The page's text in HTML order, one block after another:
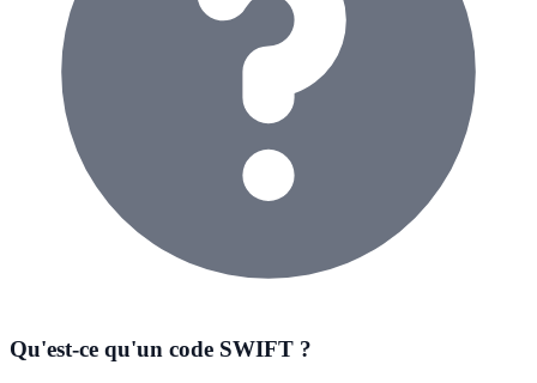
Qu'est-ce qu'un code SWIFT ?